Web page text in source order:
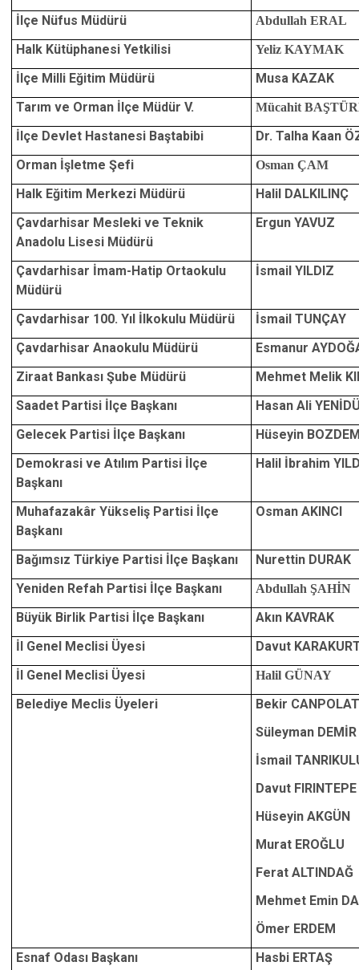
İlçe Nüfus Müdürü Abdullah ERAL
Halk Kütüphanesi Yetkilisi Yeliz KAYMAK
İlçe Milli Eğitim Müdürü
Musa KAZAK
Tarım ve Orman İlçe Müdür V.
Mücahit
İlçe Devlet Hastanesi Baştabibi
Dr. Talha Kaan
Orman İşletme Şefi
Osman ÇAM
Halk Eğitim Merkezi Müdürü
Halil DALKILINÇ
Çavdarhisar Mesleki ve Teknik
Anadolu Lisesi Müdürü
Ergun YAVUZ
Çavdarhisar İmam-Hatip Ortaokulu
Müdürü
İsmail YILDIZ
Çavdarhisar 100. Yıl İlkokulu Müdürü
İsmail TUNÇAY
Çavdarhisar Anaokulu Müdürü
Esmanur
Ziraat Bankası Şube Müdürü
Mehmet Melik
Saadet Partisi İlçe Başkanı
Hasan Ali
Gelecek Partisi İlçe Başkanı
Hüseyin
Demokrasi ve Atılım Partisi İlçe
Başkanı
Halil İbrahim
Muhafazakâr Yükseliş Partisi İlçe
Başkanı
Osman AKINCI
Bağımsız Türkiye Partisi İlçe Başkanı
Nurettin DURAK
Yeniden Refah Partisi İlçe Başkanı
Abdullah ŞAHİN
Büyük Birlik Partisi İlçe Başkanı
Akın KAVRAK
İl Genel Meclisi Üyesi
Davut
İl Genel Meclisi Üyesi
Halil GÜNAY
Belediye Meclis Üyeleri
Bekir CANPOLAT
Süleyman DEMİR
İsmail
Davut FIRINTEPE
Hüseyin AKGÜN
Murat EROĞLU
Ferat ALTINDAĞ
Mehmet Emin
Ömer ERDEM
Esnaf Odası Başkanı
Hasbi ERTAŞ